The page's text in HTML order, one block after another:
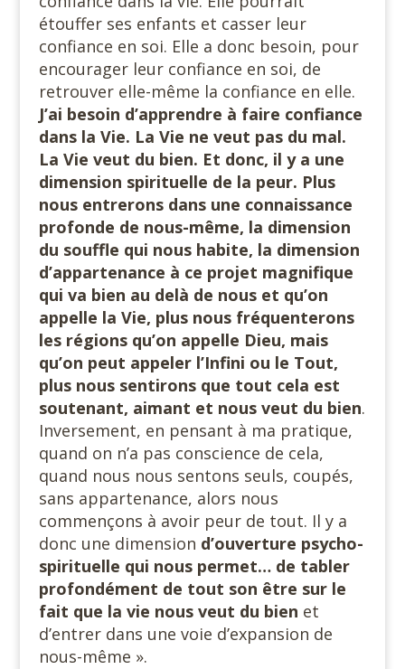
étouffer ses enfants et casser leur
confiance en soi. Elle a donc besoin, pour
encourager leur confiance en soi, de
retrouver elle-même la confiance en elle.
J’ai besoin d’apprendre à faire confiance
dans la Vie. La Vie ne veut pas du mal.
La Vie veut du bien. Et donc, il y a une
dimension spirituelle de la peur. Plus
nous entrerons dans une connaissance
profonde de nous-même, la dimension
du souffle qui nous habite, la dimension
d’appartenance à ce projet magnifique
qui va bien au delà de nous et qu’on
appelle la Vie, plus nous fréquenterons
les régions qu’on appelle Dieu, mais
qu’on peut appeler l’Infini ou le Tout,
plus nous sentirons que tout cela est
soutenant, aimant et nous veut du bien.
Inversement, en pensant à ma pratique,
quand on n’a pas conscience de cela,
quand nous nous sentons seuls, coupés,
sans appartenance, alors nous
commençons à avoir peur de tout. Il y a
donc une dimension d’ouverture psycho-
spirituelle qui nous permet… de tabler
profondément de tout son être sur le
fait que la vie nous veut du bien et
d’entrer dans une voie d’expansion de
nous-même ».